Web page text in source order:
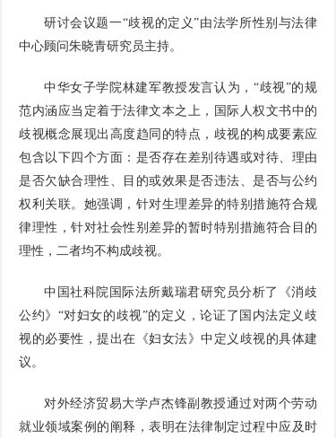
研讨会议题一“歧视的定义”由法学所性别与法律
中心顾问朱晓青研究员主持。
中华女子学院林建军教授发言认为，“歧视”的规
范内涵应当定着于法律文本之上，国际人权文书中的
歧视概念展现出高度趋同的特点，歧视的构成要素应
包含以下四个方面：是否存在差别待遇或对待、理由
是否欠缺合理性、目的或效果是否违法、是否与公约
权利关联。她强调，针对生理差异的特别措施符合规
律理性，针对社会性别差异的暂时特别措施符合目的
理性，二者均不构成歧视。
中国社科院国际法所戴瑞君研究员分析了《消歧
公约》“对妇女的歧视”的定义，论证了国内法定义歧
视的必要性，提出在《妇女法》中定义歧视的具体建
议。
对外经济贸易大学卢杰锋副教授通过对两个劳动
就业领域案例的阐释，表明在法律制定过程中应及时